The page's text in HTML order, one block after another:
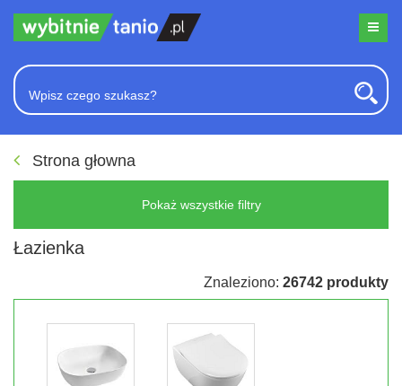
Strona głowna
Pokaż wszystkie filtry
Łazienka
Znaleziono: 26742 produkty